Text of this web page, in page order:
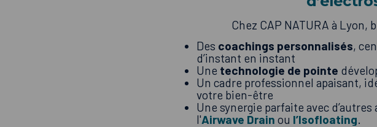
Chez CAP NATURA à Lyon,
Des coachings personnalisés,
d’instant en instant
Une technologie de pointe
Un cadre professionnel apaisant,
votre bien-être
Une synergie parfaite avec
l'Airwave Drain ou l’Isofloating.